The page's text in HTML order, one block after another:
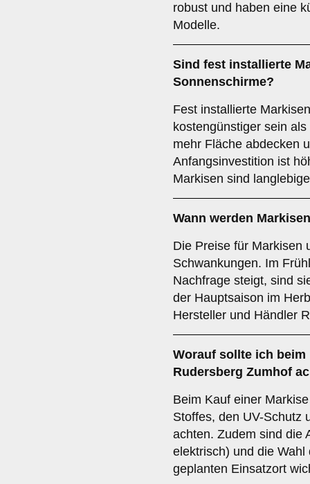
robust und haben eine
Modelle.
Sind fest installierte
Sonnenschirme?
Fest installierte
kostengünstiger sein
mehr Fläche abdecken
Anfangsinvestition ist
Markisen sind
Wann werden
Die Preise für Markisen
Schwankungen. Im
Nachfrage steigt, sind
der Hauptsaison im
Hersteller und Händler
Worauf sollte ich
Rudersberg Zumhof
Beim Kauf einer
Stoffes, den UV-Schutz
achten. Zudem sind die
elektrisch) und die
geplanten Einsatzort